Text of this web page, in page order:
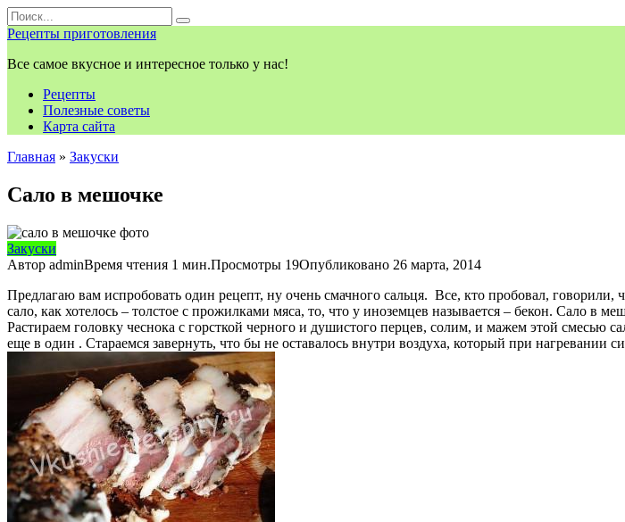
Перейти
к
контенту
Search
for:
Рецепты приготовления
Все самое вкусное и интересное только у нас!
Рецепты
Полезные советы
Карта сайта
Главная » Закуски
Сало в мешочке
Закуски
Автор adminВремя чтения 1 мин.Просмотры 19Опубликовано 26 марта, 2014
Предлагаю вам испробовать один рецепт, ну очень смачного сальця. Все, кто пробовал,
сало, как хотелось – толстое с прожилками мяса, то, что у иноземцев называется – бекон. Сало в
Растираем головку чеснока с горсткой черного и душистого перцев, солим, и мажем этой смесью
еще в один . Стараемся завернуть, что бы не оставалось внутри воздуха, который при нагревании